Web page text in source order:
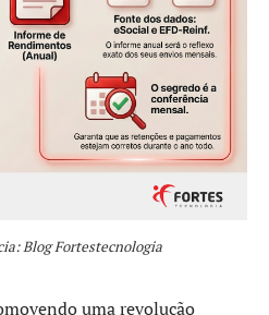
Blog Fortestecnologia
uma revolução